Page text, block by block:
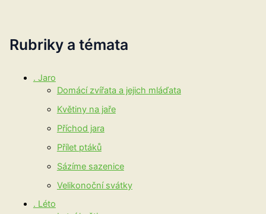
Rubriky a témata
. Jaro
Domácí zvířata a jejich mláďata
Květiny na jaře
Příchod jara
Přílet ptáků
Sázíme sazenice
Velikonoční svátky
. Léto